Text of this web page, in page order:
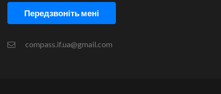
Передзвоніть мені
compass.if.ua@gmail.com